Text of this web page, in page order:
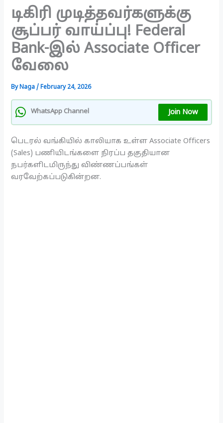
டிகிரி முடித்தவர்களுக்கு
சூப்பர் வாய்ப்பு! Federal
Bank-இல் Associate Officer
வேலை
ByNaga/February 24, 2026
WhatsApp Channel Join Now
பெடரல் வங்கியில் காலியாக உள்ள Associate Officers
(Sales) பணியிடங்களை நிரப்ப தகுதியான
நபர்களிடமிருந்து விண்ணப்பங்கள்
வரவேற்கப்படுகின்றன.